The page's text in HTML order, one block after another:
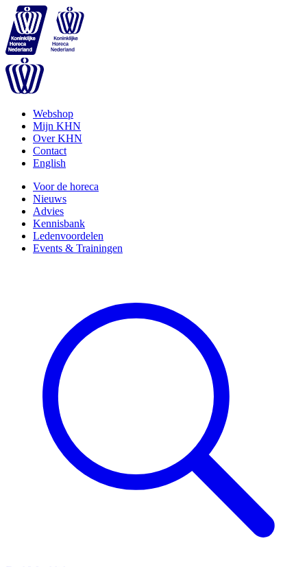
Webshop
Mijn KHN
Over KHN
Contact
English
Voor de horeca
Nieuws
Advies
Kennisbank
Ledenvoordelen
Events & Trainingen